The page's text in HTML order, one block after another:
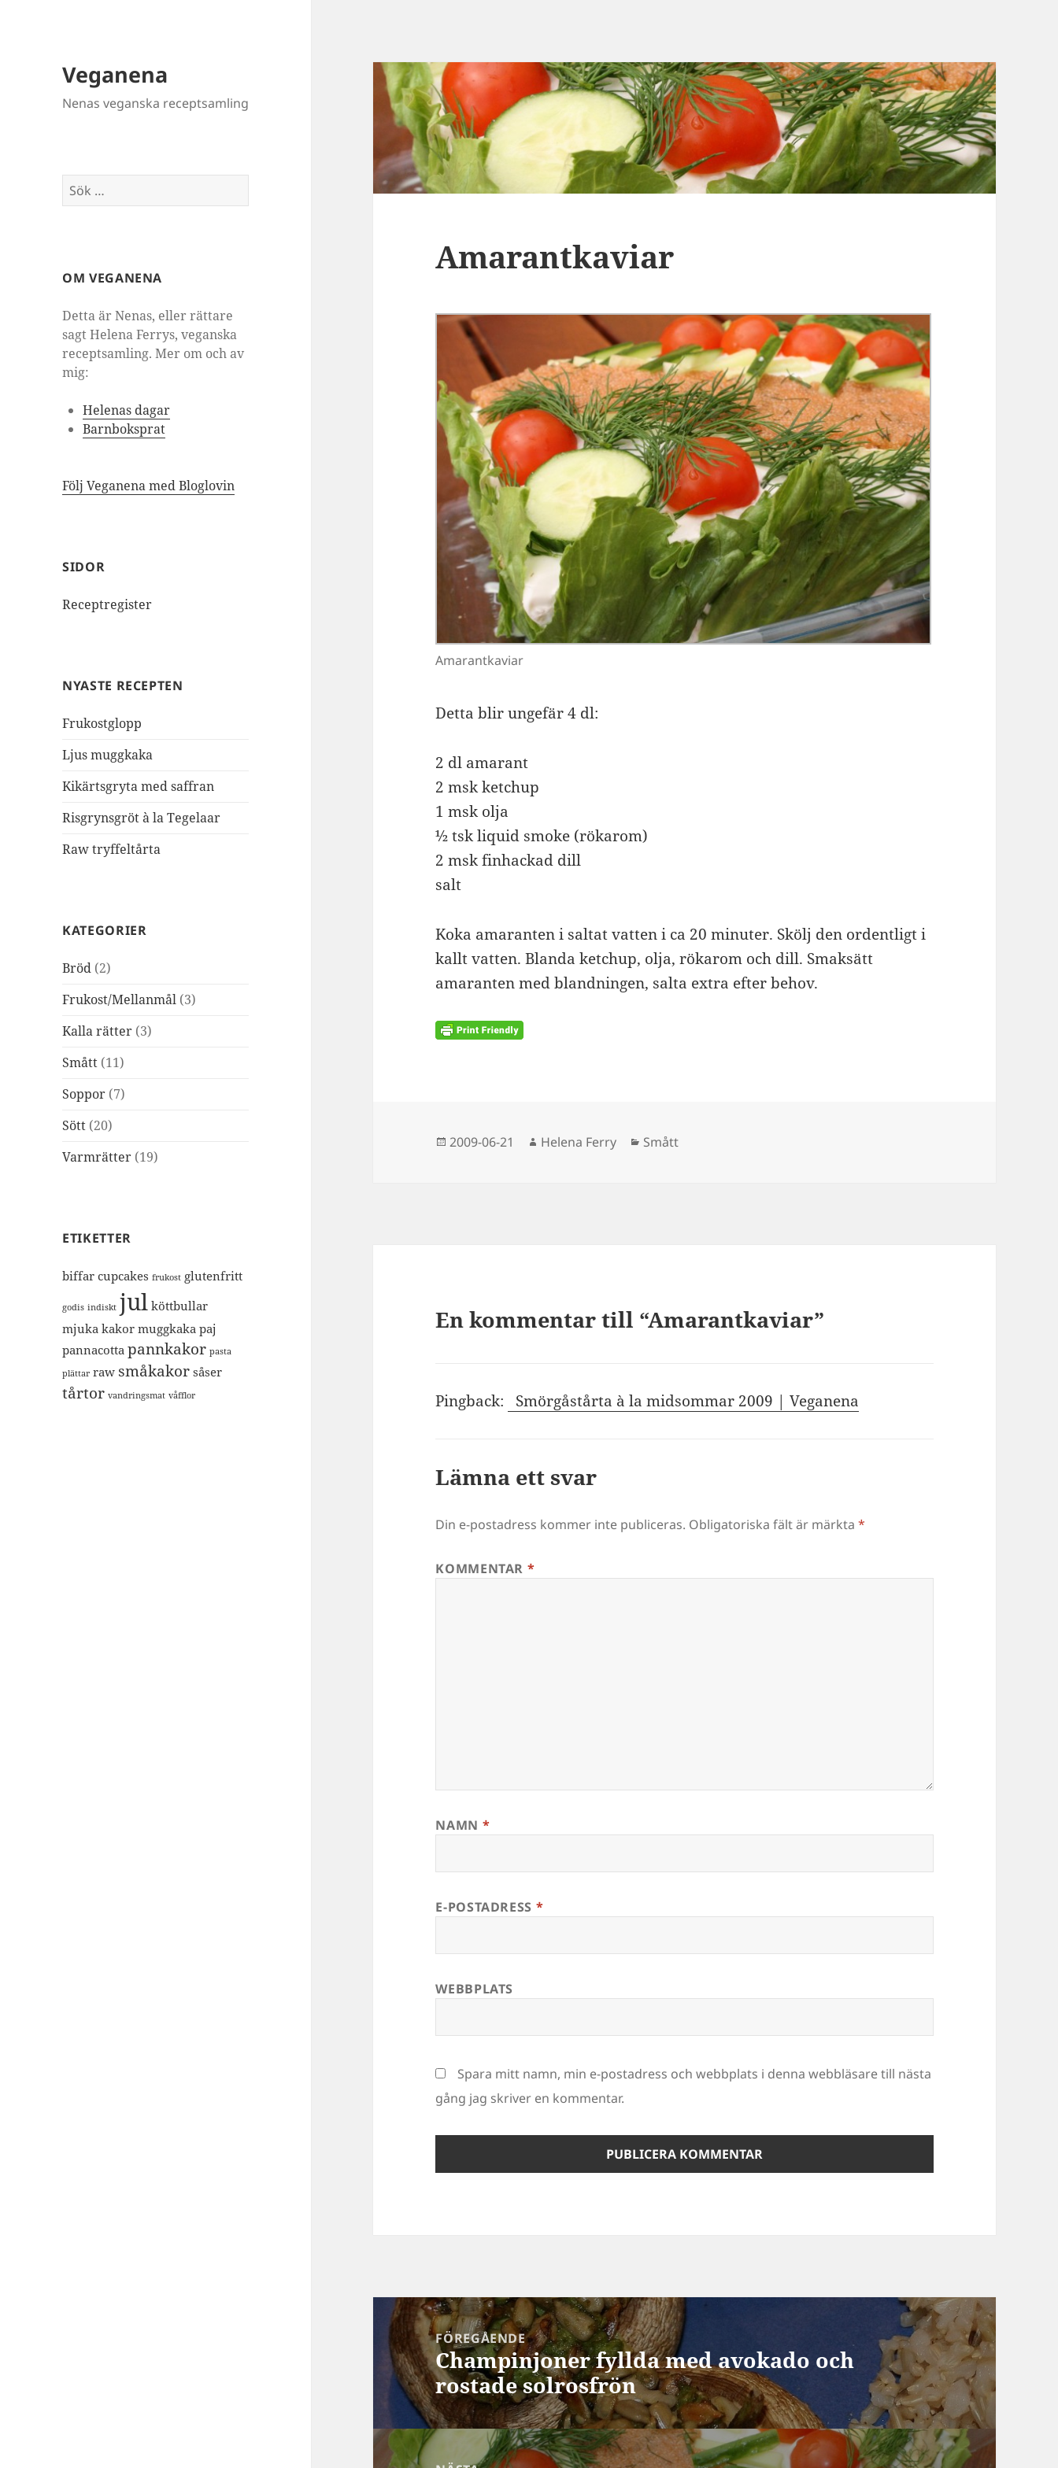
Veganena
Nenas veganska receptsamling
Sök
efter:
OM VEGANENA
Detta är Nenas, eller rättare
sagt Helena Ferrys, veganska
receptsamling. Mer om och av
mig:
Helenas dagar
Barnboksprat
Följ Veganena med Bloglovin
SIDOR
Receptregister
NYASTE RECEPTEN
Frukostglopp
Ljus muggkaka
Kikärtsgryta med saffran
Risgrynsgröt à la Tegelaar
Raw tryffeltårta
KATEGORIER
Bröd (2)
Frukost/Mellanmål (3)
Kalla rätter (3)
Smått (11)
Soppor (7)
Sött (20)
Varmrätter (19)
ETIKETTER
biffarcupcakes frukost glutenfritt
godis indiskt julköttbullar
mjuka kakormuggkakapaj
pannacottapannkakor pasta
plättar raw småkakorsåser
tårtor vandringsmat våfflor
Amarantkaviar
Amarantkaviar
Detta blir ungefär 4 dl:
2 dl amarant
2 msk ketchup
1 msk olja
½ tsk liquid smoke (rökarom)
2 msk finhackad dill
salt
Koka amaranten i saltat vatten i ca 20 minuter. Skölj den ordentligt i
kallt vatten. Blanda ketchup, olja, rökarom och dill. Smaksätt
amaranten med blandningen, salta extra efter behov.
Postat
2009-06-21 Författare
Helena Ferry Kategorier
Smått
En kommentar till “Amarantkaviar”
Pingback: Smörgåstårta à la midsommar 2009 | Veganena
Lämna ett svar
Din e-postadress kommer inte publiceras. Obligatoriska fält är märkta*
KOMMENTAR *
NAMN *
E-POSTADRESS *
WEBBPLATS
Spara mitt namn, min e-postadress och webbplats i denna webbläsare till nästa
gång jag skriver en kommentar.
Inläggsnavigering
FÖREGÅENDE
Föregående
inlägg:
Champinjoner fyllda med avokado och
rostade solrosfrön